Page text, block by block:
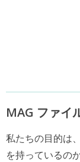
MAG ファイ
私たちの目的は
を持っているの